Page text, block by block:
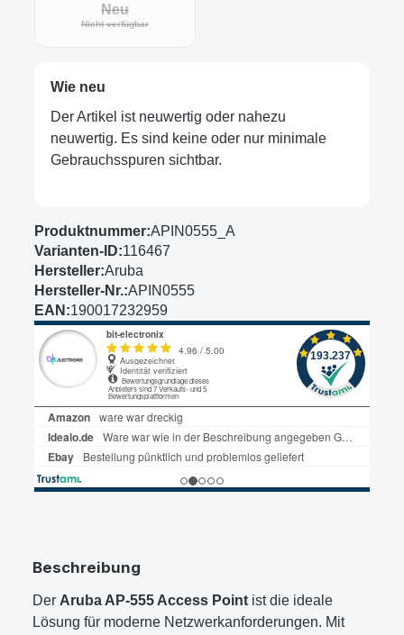
Neu
Nicht verfügbar(Diese Option ist zurzeit nicht verfügbar.)
Wie neu
Der Artikel ist neuwertig oder nahezu
neuwertig. Es sind keine oder nur minimale
Gebrauchsspuren sichtbar.
Produktnummer:APIN0555_A
Varianten-ID:116467
Hersteller:Aruba
Hersteller-Nr.:APIN0555
EAN:190017232959
Beschreibung
Der Aruba AP-555 Access Point ist die ideale
Lösung für moderne Netzwerkanforderungen. Mit